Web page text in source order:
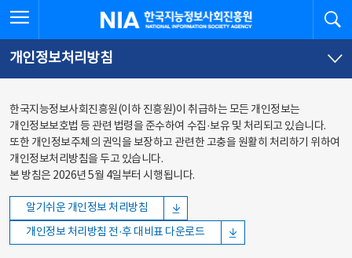
바로가기
바로가기
한국지능정보사회진흥원
개인정보처리방침
한국지능정보사회진흥원(이하 진흥원)이 취급하는 모든 개인정보는
개인정보보호법 등 관련 법령을 준수하여 수집·보유 및 처리되고 있습니다.
또한 개인정보주체의 권익을 보장하고 관련한 고충을 원활히 처리하기 위하여
개인정보처리방침을 두고 있습니다.
본 방침은 2026년 5월 4일부터 시행됩니다.
알기쉬운 개인정보 처리방침
개인정보 처리방침 전·후 대비표 다운로드